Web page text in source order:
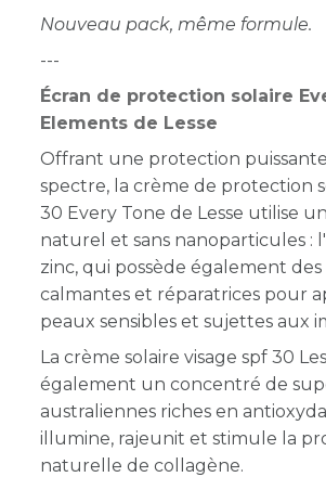
Nouveau pack, même formule.
---
Écran de protection solaire
Elements de Lesse
Offrant une protection
spectre, la crème de protection
30 Every Tone de Lesse utilise
naturel et sans nanoparticules :
zinc, qui possède également
calmantes et réparatrices pour
peaux sensibles et sujettes aux
La crème solaire visage spf 30
également un concentré de
australiennes riches en
illumine, rajeunit et stimule la
naturelle de collagène.